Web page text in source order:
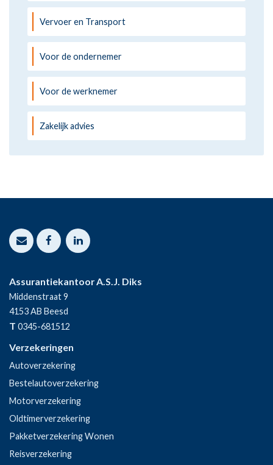
Vervoer en Transport
Voor de ondernemer
Voor de werknemer
Zakelijk advies
Assurantiekantoor A.S.J. Diks
Middenstraat 9
4153 AB Beesd
T 0345-681512
Verzekeringen
Autoverzekering
Bestelautoverzekering
Motorverzekering
Oldtimerverzekering
Pakketverzekering Wonen
Reisverzekering